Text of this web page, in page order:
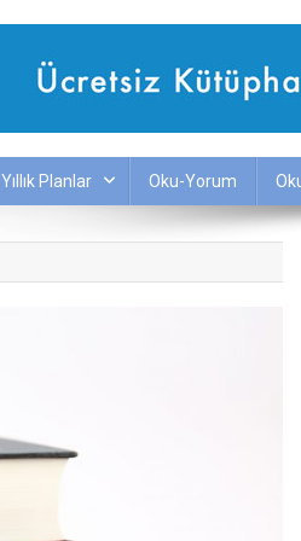
Yıllık Planlar Oku-Yorum